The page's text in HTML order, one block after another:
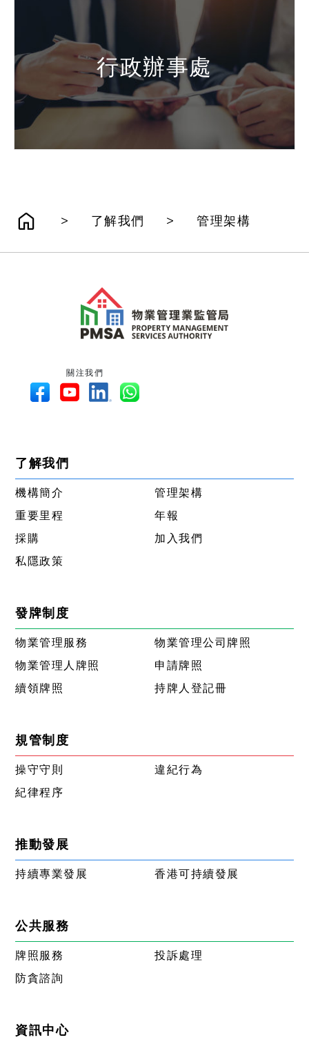
行政辦事處
> 了解我們 > 管理架構
關注我們
了解我們
機構簡介
管理架構
重要里程
年報
採購
加入我們
私隱政策
發牌制度
物業管理服務
物業管理公司牌照
物業管理人牌照
申請牌照
續領牌照
持牌人登記冊
規管制度
操守守則
違紀行為
紀律程序
推動發展
持續專業發展 香港可持續發展
公共服務
牌照服務
投訴處理
防貪諮詢
資訊中心